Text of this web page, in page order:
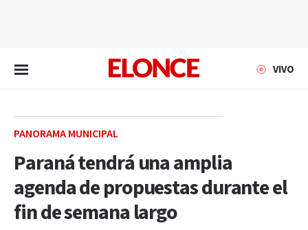
VIVO
PANORAMA MUNICIPAL
Paraná tendrá una amplia
agenda de propuestas durante el
fin de semana largo